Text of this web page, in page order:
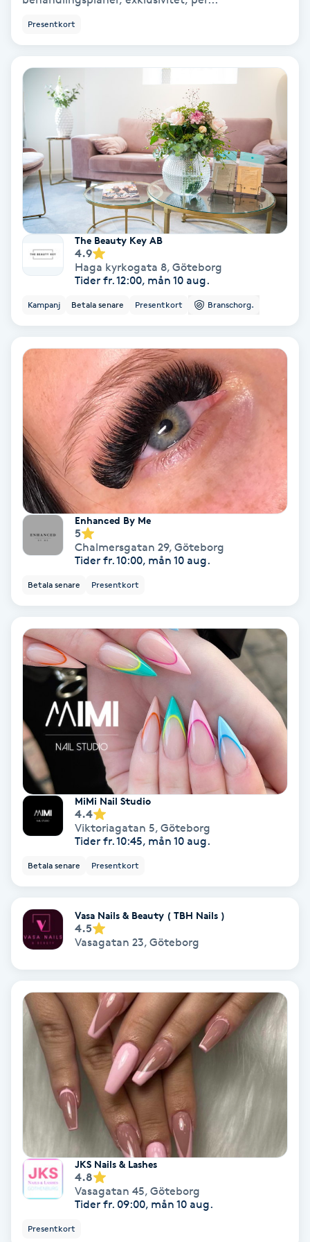
Babylights
Balayage
Bambumassage
Barber
Barnklippning
Blowout
Brynfärgning
Brynplockning
Bröllopsuppsättning
Celluliter
Coachning
Color correction
Cryoterapi
Damklippning
Dermapen
Diamantslipning
Extensions borttagning
Eyeliner-tatuering
Face framing
Faceliftmassage
Fet hårbotten
Fettreducering
Fibromassage
Presentkort
The Beauty Key AB
4.9
Haga kyrkogata 8, Göteborg
Tider fr. 12:00, mån 10 aug.
Kampanj Betala senare Presentkort Branschorg.
Enhanced By Me
5
Chalmersgatan 29, Göteborg
Tider fr. 10:00, mån 10 aug.
Betala senare Presentkort
MiMi Nail Studio
4.4
Viktoriagatan 5, Göteborg
Tider fr. 10:45, mån 10 aug.
Betala senare Presentkort
Vasa Nails & Beauty ( TBH Nails )
4.5
Vasagatan 23, Göteborg
JKS Nails & Lashes
4.8
Vasagatan 45, Göteborg
Tider fr. 09:00, mån 10 aug.
Presentkort